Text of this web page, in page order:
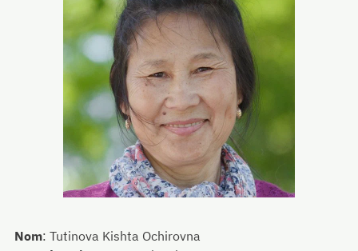
Nom: Tutinova Kishta Ochirovna